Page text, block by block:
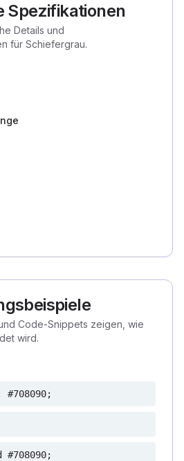
Spezifikationen
Details und
für Schiefergrau.
Code-Snippets zeigen, wie
wird.
#708090;